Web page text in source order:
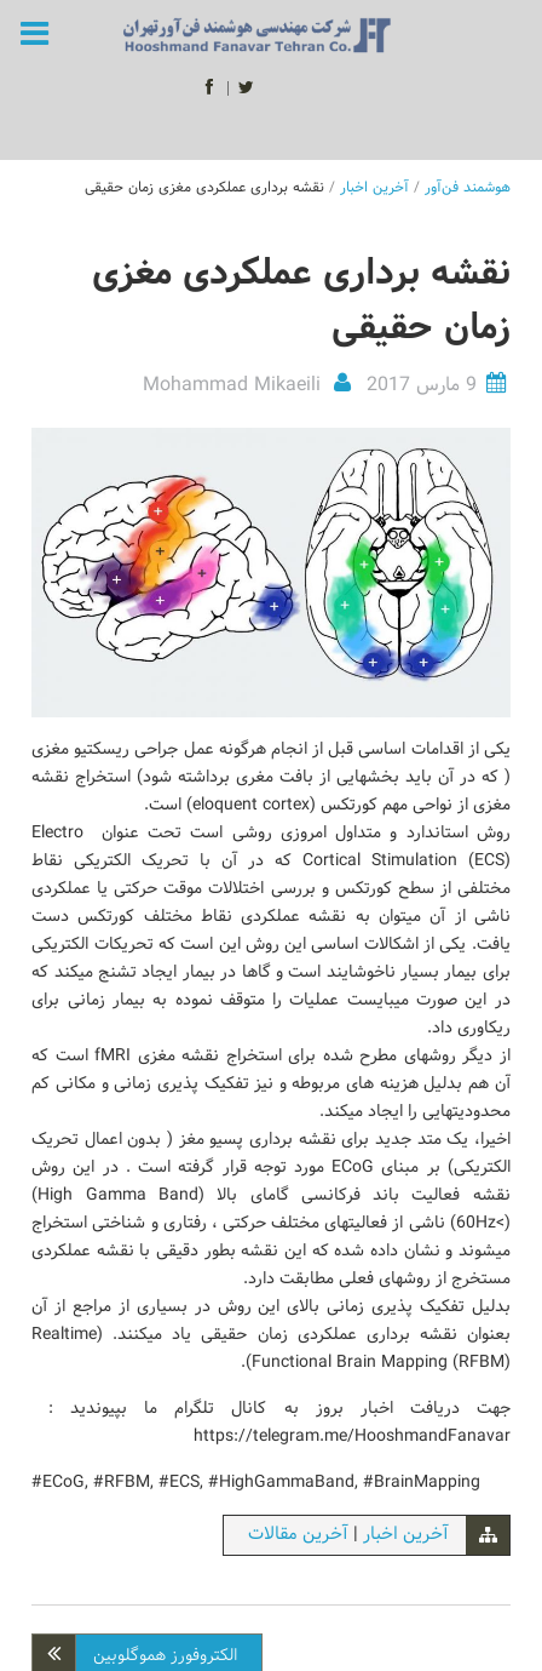
هوشمند فن‌آور/آخرین اخبار/نقشه برداری عملکردی مغزی زمان حقیقی
نقشه برداری عملکردی مغزی
زمان حقیقی
9 مارس 2017 Mohammad Mikaeili
یکی از اقدامات اساسی قبل از انجام هرگونه عمل جراحی ریسکتیو مغزی
( که در آن باید بخشهایی از بافت مغری برداشته شود) استخراج نقشه
مغزی از نواحی مهم کورتکس (eloquent cortex) است.
روش استاندارد و متداول امروزی روشی است تحت عنوان Electro
Cortical Stimulation (ECS) که در آن با تحریک الکتریکی نقاط
مختلفی از سطح کورتکس و بررسی اختلالات موقت حرکتی یا عملکردی
ناشی از آن میتوان به نقشه عملکردی نقاط مختلف کورتکس دست
یافت. یکی از اشکالات اساسی این روش این است که تحریکات الکتریکی
برای بیمار بسیار ناخوشایند است و گاها در بیمار ایجاد تشنج میکند که
در این صورت میبایست عملیات را متوقف نموده به بیمار زمانی برای
ریکاوری داد.
از دیگر روشهای مطرح شده برای استخراج نقشه مغزی fMRI است که
آن هم بدلیل هزینه های مربوطه و نیز تفکیک پذیری زمانی و مکانی کم
محدودیتهایی را ایجاد میکند.
اخیرا، یک متد جدید برای نقشه برداری پسیو مغز ( بدون اعمال تحریک
الکتریکی) بر مبنای ECoG مورد توجه قرار گرفته است . در این روش
نقشه فعالیت باند فرکانسی گامای بالا (High Gamma Band)
(>60Hz) ناشی از فعالیتهای مختلف حرکتی ، رفتاری و شناختی استخراج
میشوند و نشان داده شده که این نقشه بطور دقیقی با نقشه عملکردی
مستخرج از روشهای فعلی مطابقت دارد.
بدلیل تفکیک پذیری زمانی بالای این روش در بسیاری از مراجع از آن
بعنوان نقشه برداری عملکردی زمان حقیقی یاد میکنند. (Realtime
Functional Brain Mapping (RFBM)).
جهت دریافت اخبار بروز به کانال تلگرام ما بپیوندید :
https://telegram.me/HooshmandFanavar
#ECoG, #RFBM, #ECS, #HighGammaBand, #BrainMapping
آخرین اخبار|آخرین مقالات
الکتروفورز هموگلوبین